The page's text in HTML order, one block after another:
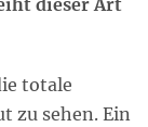
dieser Art
totale
zu sehen. Ein